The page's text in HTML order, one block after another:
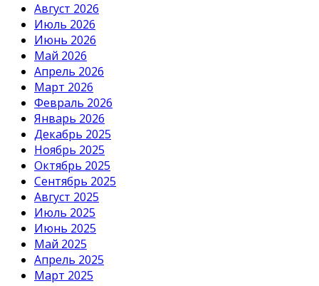
Август 2026
Июль 2026
Июнь 2026
Май 2026
Апрель 2026
Март 2026
Февраль 2026
Январь 2026
Декабрь 2025
Ноябрь 2025
Октябрь 2025
Сентябрь 2025
Август 2025
Июль 2025
Июнь 2025
Май 2025
Апрель 2025
Март 2025